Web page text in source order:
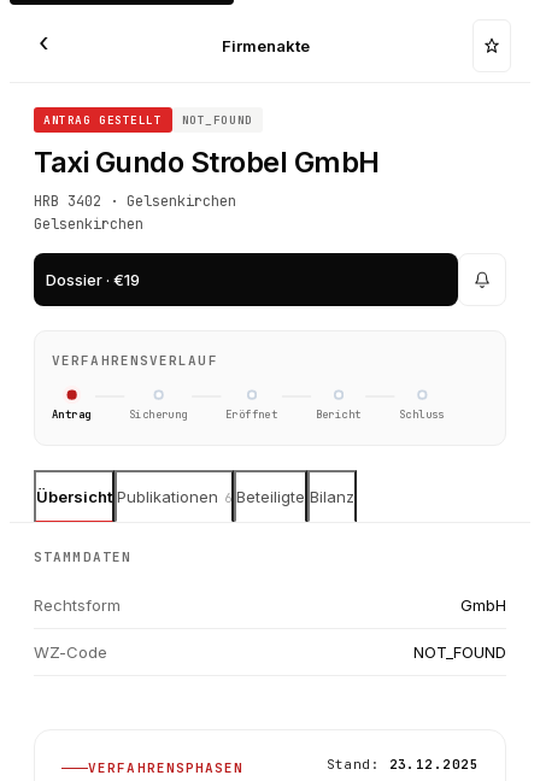
‹ Firmenakte
ANTRAG GESTELLT NOT_FOUND
Taxi Gundo Strobel GmbH
HRB 3402 · Gelsenkirchen
Gelsenkirchen
Dossier · €19
VERFAHRENSVERLAUF
Antrag Sicherung Eröffnet Bericht Schluss
Übersicht Publikationen 6 Beteiligte Bilanz
STAMMDATEN
Rechtsform GmbH
WZ-Code NOT_FOUND
VERFAHRENSPHASEN Stand: 23.12.2025